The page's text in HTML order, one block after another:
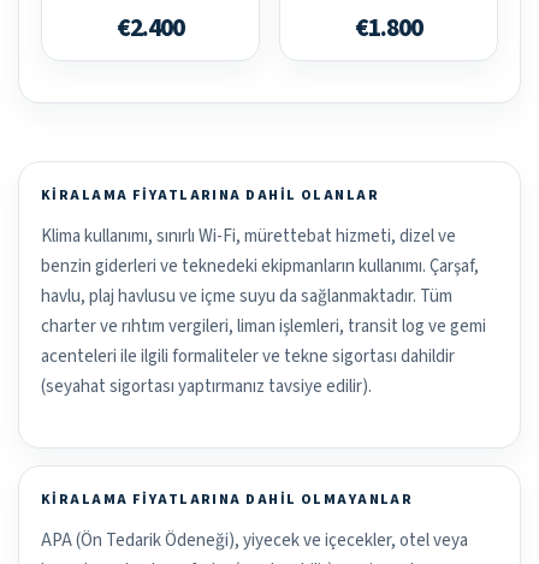
€2.400 €1.800
KIRALAMA FIYATLARINA DAHIL OLANLAR
Klima kullanımı, sınırlı Wi-Fi, mürettebat hizmeti, dizel ve
benzin giderleri ve teknedeki ekipmanların kullanımı. Çarşaf,
havlu, plaj havlusu ve içme suyu da sağlanmaktadır. Tüm
charter ve rıhtım vergileri, liman işlemleri, transit log ve gemi
acenteleri ile ilgili formaliteler ve tekne sigortası dahildir
(seyahat sigortası yaptırmanız tavsiye edilir).
KIRALAMA FIYATLARINA DAHIL OLMAYANLAR
APA (Ön Tedarik Ödeneği), yiyecek ve içecekler, otel veya